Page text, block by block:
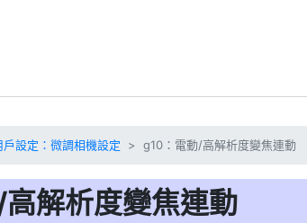
戶設定：微調相機設定 g10：電動/高解析度變焦連動
解析度變焦連動